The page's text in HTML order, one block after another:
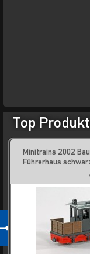
Top
Minitrains 2002
Führerhaus